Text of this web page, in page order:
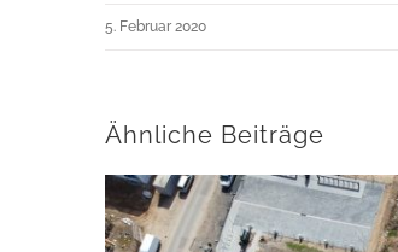
5. Februar 2020
Ähnliche Beiträge